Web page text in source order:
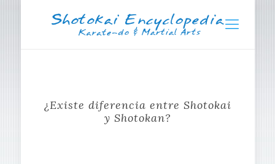
¿Existe diferencia entre Shotokai
y Shotokan?